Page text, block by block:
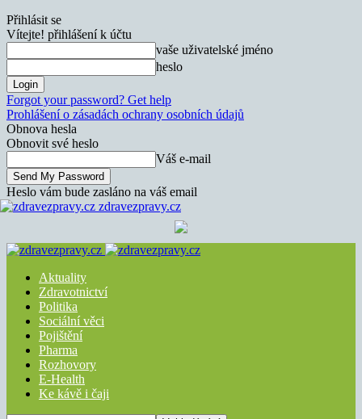
Přihlásit se
Vítejte! přihlášení k účtu
vaše uživatelské jméno
heslo
Forgot your password? Get help
Prohlášení o zásadách ochrany osobních údajů
Obnova hesla
Obnovit své heslo
Váš e-mail
Heslo vám bude zasláno na váš email
zdravezpravy.cz
Aktuality
Zdravotnictví
Politika
Sociální věci
Pojištění
Pharma
Rozhovory
E-Health
Ke kávě i čaji